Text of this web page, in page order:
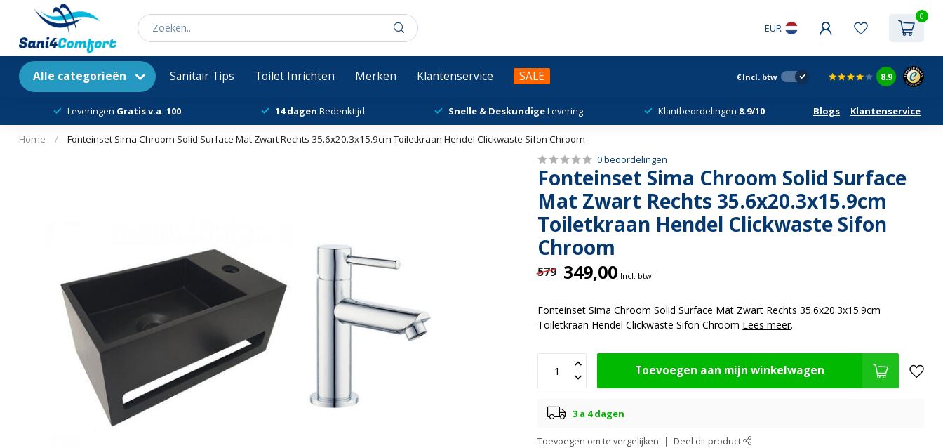
EUR
0
Alle categorieën Sanitair Tips Toilet Inrichten Merken Klantenservice SALE € Incl. btw 8.9
Leveringen Gratis v.a. 100 14 dagen Bedenktijd Snelle & DeskundigeLevering Klantbeordelingen 8.9/10 Blogs Klantenservice
Home / Fonteinset Sima Chroom Solid Surface Mat Zwart Rechts 35.6x20.3x15.9cm Toiletkraan Hendel Clickwaste Sifon Chroom
0 beoordelingen
Fonteinset Sima Chroom Solid Surface
Mat Zwart Rechts 35.6x20.3x15.9cm
Toiletkraan Hendel Clickwaste Sifon
Chroom
579 349,00 Incl. btw
Fonteinset Sima Chroom Solid Surface Mat Zwart Rechts 35.6x20.3x15.9cm
Toiletkraan Hendel Clickwaste Sifon Chroom Lees meer.
Toevoegen aan mijn winkelwagen
3 a 4 dagen
Toevoegen om te vergelijken Deel dit product